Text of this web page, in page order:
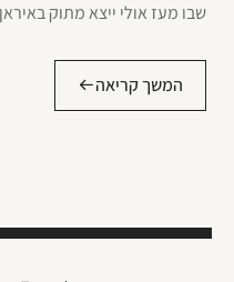
שבו מעז אולי ייצא מתוק
המשך קריאה